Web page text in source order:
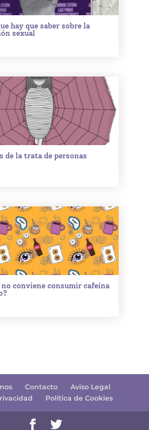
hay que saber sobre la
sexual
de la trata de personas
no conviene consumir cafeína
Contacto
Aviso Legal
Política de Cookies